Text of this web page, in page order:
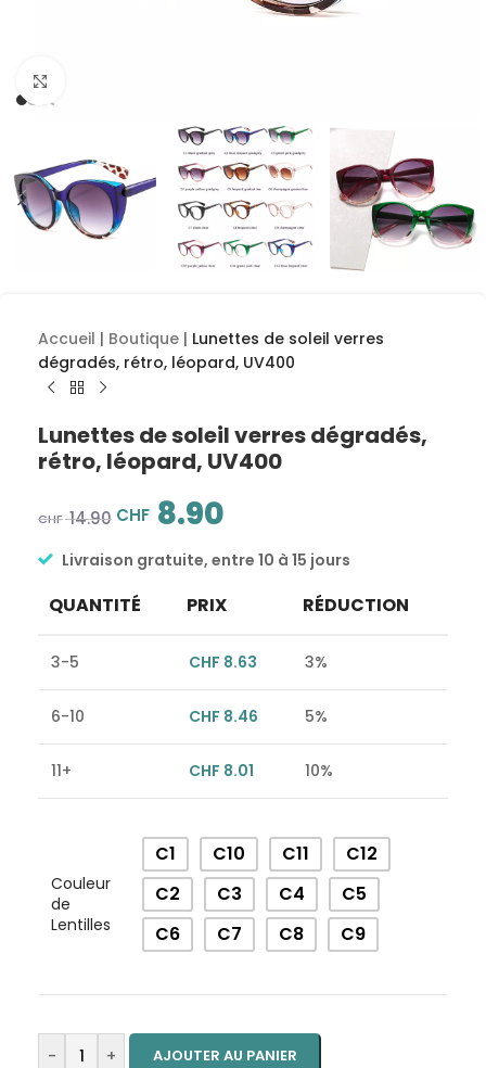
Accueil | Boutique | Lunettes de soleil verres
dégradés, rétro, léopard, UV400
Lunettes de soleil verres dégradés,
rétro, léopard, UV400
CHF14.90 CHF 8.90
Livraison gratuite, entre 10 à 15 jours
QUANTITÉ PRIX RÉDUCTION
3-5 CHF 8.63 3%
6-10 CHF 8.46 5%
11+ CHF 8.01 10%
Couleur
de
Lentilles
C1 C10 C11
C12
C2
C3 C4
C5
C6
C7 C8 C9
- + AJOUTER AU PANIER